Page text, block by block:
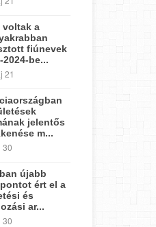
voltak a
fiúnevek
2024-be...
21
jelentős
m...
30
újabb
ért el a
és
ar...
30